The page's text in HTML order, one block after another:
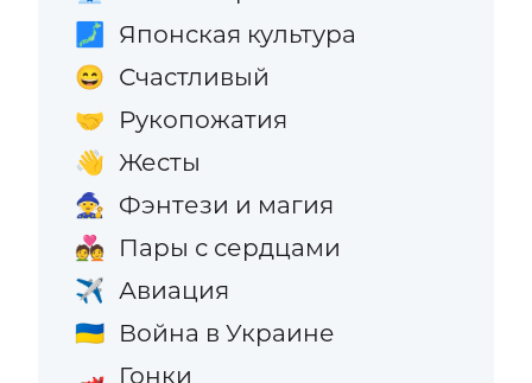
🗾 Японская культура
😄 Счастливый
🤝 Рукопожатия
👋 Жесты
🧙 Фэнтези и магия
💑 Пары с сердцами
✈️ Авиация
🇺🇦 Война в Украине
🏎️ Гонки